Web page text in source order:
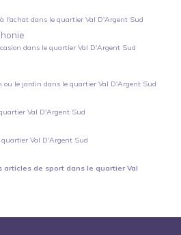
l'achat dans le quartierVal D'Argent Sud
dans le quartierVal D'Argent Sud
ou le jardin dans le quartierVal D'Argent Sud
Val D'Argent Sud
quartierVal D'Argent Sud
articles de sport dans le quartierVal